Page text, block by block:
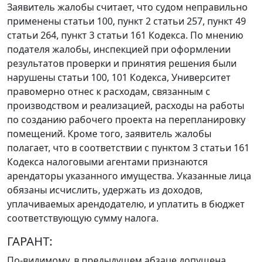
Заявитель жалобы считает, что судом неправильно
применены статьи 100, пункт 2 статьи 257, пункт 49
статьи 264, пункт 3 статьи 161 Кодекса. По мнению
подателя жалобы, инспекцией при оформлении
результатов проверки и принятия решения были
нарушены статьи 100, 101 Кодекса, Университет
правомерно отнес к расходам, связанным с
производством и реализацией, расходы на работы
по созданию рабочего проекта на перепланировку
помещений. Кроме того, заявитель жалобы
полагает, что в соответствии с пунктом 3 статьи 161
Кодекса налоговыми агентами признаются
арендаторы указанного имущества. Указанные лица
обязаны исчислить, удержать из доходов,
уплачиваемых арендодателю, и уплатить в бюджет
соответствующую сумму налога.
ГАРАНТ: